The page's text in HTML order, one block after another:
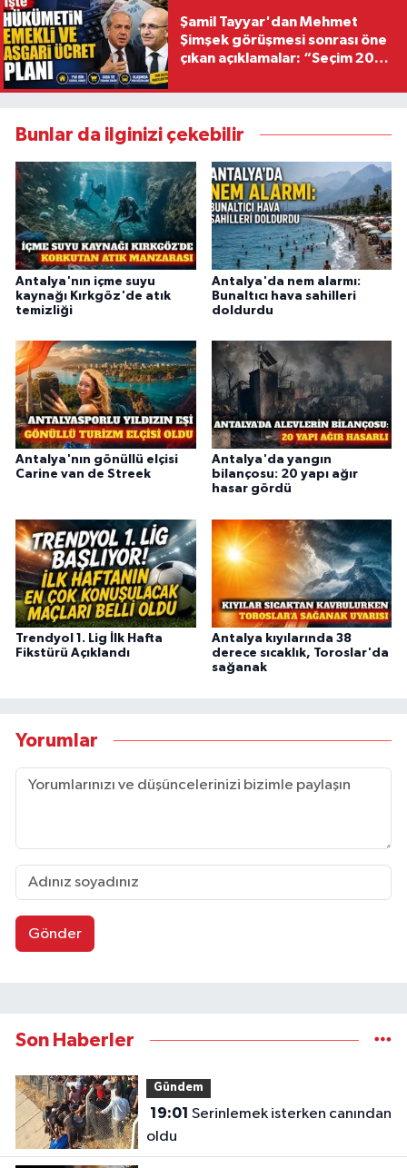
Şamil Tayyar'dan Mehmet
Şimşek görüşmesi sonrası öne
çıkan açıklamalar: “Seçim 2028
Bunlar da ilginizi çekebilir
Antalya'nın içme suyu
kaynağı Kırkgöz'de atık
temizliği
Antalya'da nem alarmı:
Bunaltıcı hava sahilleri
doldurdu
Antalya'nın gönüllü elçisi
Carine van de Streek
Antalya'da yangın
bilançosu: 20 yapı ağır
hasar gördü
Trendyol 1. Lig İlk Hafta
Fikstürü Açıklandı
Antalya kıyılarında 38
derece sıcaklık, Toroslar'da
sağanak
Yorumlar
Gönder
Son Haberler
Gündem
19:01
oldu